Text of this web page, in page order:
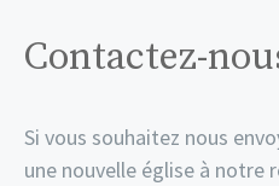
Contactez-
Si vous souhaitez nous
une nouvelle église à notre